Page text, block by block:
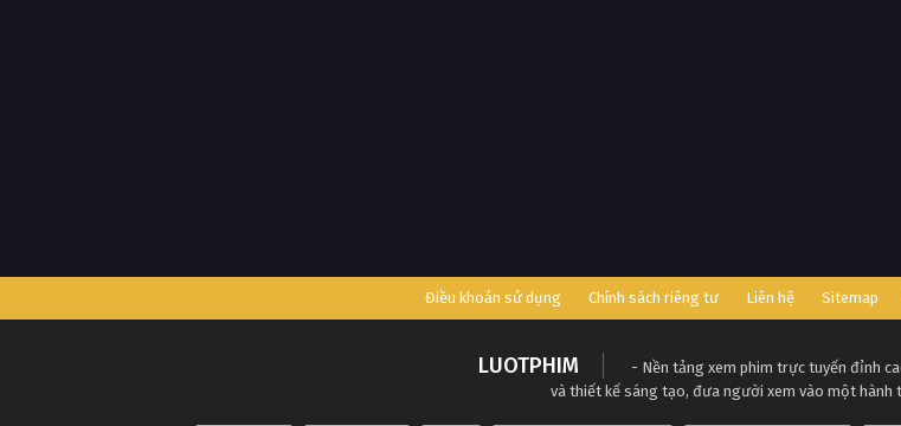
Điều khoản sử dụng Chính sách riêng tư Liên hệ Sitemap
LUOTPHIM
- Nền tảng xem phim trực tuyến đỉnh
và thiết kế sáng tạo, đưa người xem vào một hành